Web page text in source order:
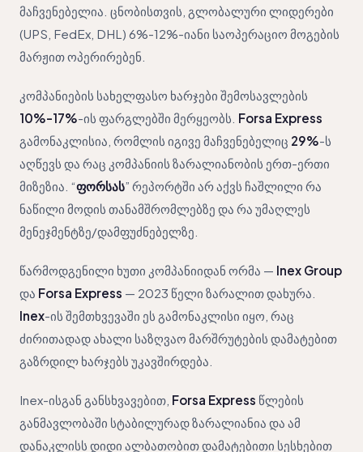
მაჩვენებელია. ცნობისთვის, გლობალური ლიდერები
(UPS, FedEx, DHL) 6%-12%-იანი საოპერაციო მოგების
მარჟით ოპერირებენ.
კომპანიების სახელფასო ხარჯები შემოსავლების
10%-17%-ის ფარგლებში მერყეობს. Forsa Express
გამონაკლისია, რომლის იგივე მაჩვენებელიც 29%-ს
აღწევს და რაც კომპანიის ზარალიანობის ერთ-ერთი
მიზეზია. “ფორსას” რეპორტში არ აქვს ჩაშლილი რა
ნაწილი მოდის თანამშრომლებზე და რა უმაღლეს
მენეჯმენტზე/დამფუძნებელზე.
წარმოდგენილი ხუთი კომპანიიდან ორმა — Inex Group
და Forsa Express — 2023 წელი ზარალით დახურა.
Inex-ის შემთხვევაში ეს გამონაკლისი იყო, რაც
ძირითადად ახალი საზღვაო მარშრუტების დამატებით
გაზრდილ ხარჯებს უკავშირდება.
Inex-ისგან განსხვავებით, Forsa Express წლების
განმავლობაში სტაბილურად ზარალიანია და ამ
დანაკლისს დიდი ალბათობით დამატებითი სესხებით